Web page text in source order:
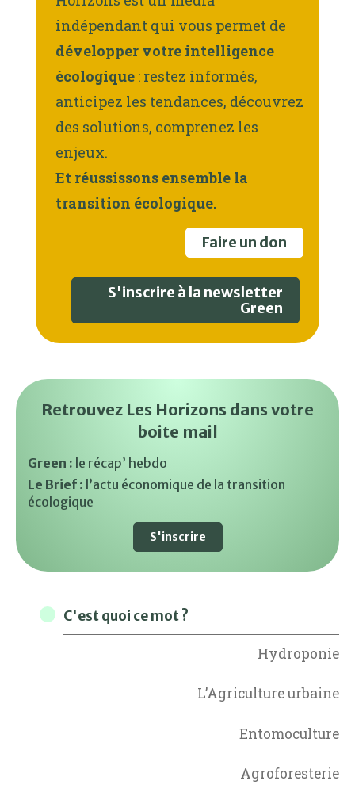
indépendant qui vous permet de
développer votre intelligence
écologique : restez informés,
anticipez les tendances, découvrez
des solutions, comprenez les
enjeux.
Et réussissons ensemble la
transition écologique.
Faire un don
S'inscrire à la newsletter
Green
Retrouvez Les Horizons dans votre
boite mail
Green : le récap’ hebdo
Le Brief : l’actu économique de la transition
écologique
S'inscrire
C'est quoi ce mot ?
Hydroponie
L’Agriculture urbaine
Entomoculture
Agroforesterie